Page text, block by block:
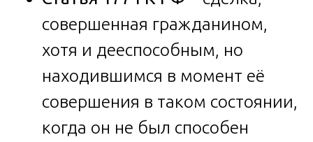
совершенная гражданином,
хотя и дееспособным, но
находившимся в момент её
совершения в таком состоянии,
когда он не был способен